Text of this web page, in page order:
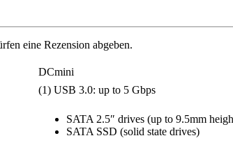
eine Rezension abgeben.
DCmini
(1) USB 3.0: up to 5 Gbps
SATA 2.5″ drives (up to 9.5mm
SATA SSD (solid state drives)